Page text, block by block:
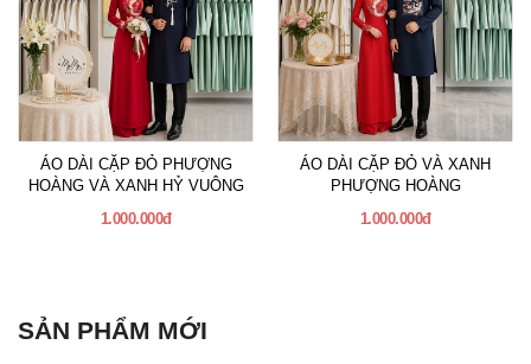
ÁO DÀI CẶP ĐỎ PHƯỢNG
HOÀNG VÀ XANH HỶ VUÔNG
1.000.000đ
ÁO DÀI CẶP ĐỎ VÀ XANH
PHƯỢNG HOÀNG
1.000.000đ
SẢN PHẨM MỚI